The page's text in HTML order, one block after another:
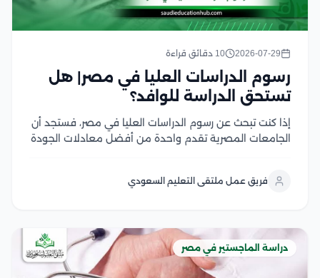
2026-07-29 10 دقائق قراءة
رسوم الدراسات العليا في مصر| هل
تستحق الدراسة للوافد؟
إذا كنت تبحث عن رسوم الدراسات العليا في مصر، فستجد أن
الجامعات المصرية تقدم واحدة من أفضل معادلات الجودة
والتخصص، والدرجة العلمية، مع وجود...
فريق عمل ملتقى التعليم السعودي
دراسة الماجستير في مصر